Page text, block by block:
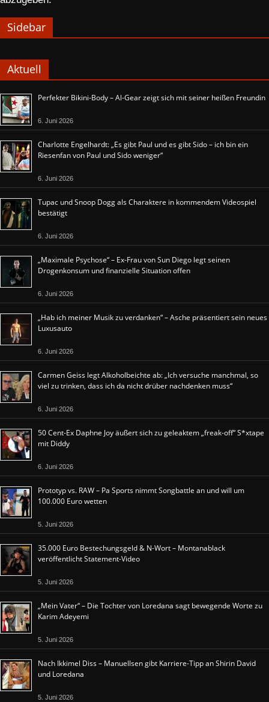
Sidebar
Aktuell
Perfekter Bikini-Body – Al-Gear zeigt sich mit seiner heißen Freundin
6. Juni 2026
Charlotte Engelhardt: „Es gibt Paul und es gibt Sido – ich bin ein
Riesenfan von Paul und Sido weniger“
6. Juni 2026
Tupac und Snoop Dogg als Charaktere in kommendem Videospiel
bestätigt
6. Juni 2026
„Maximale Psychose“ – Ex-Frau von Sun Diego legt seinen
Drogenkonsum und finanzielle Situation offen
6. Juni 2026
„Hab ich meiner Musik zu verdanken“ – Asche präsentiert sein neues
Luxusauto
6. Juni 2026
Carmen Geiss legt Alkoholbeichte ab: „Ich versuche manchmal, so
viel zu trinken, dass ich da nicht drüber nachdenken muss“
6. Juni 2026
50 Cent-Ex Daphne Joy äußert sich zu geleaktem „freak-off“ S*xtape
mit Diddy
6. Juni 2026
Prototyp vs. RAW – Pa Sports nimmt Songbattle an und will um
100.000 Euro wetten
5. Juni 2026
35.000 Euro Bestechungsgeld & N-Wort – Montanablack
veröffentlicht Statement-Video
5. Juni 2026
„Mein Vater“ – Die Tochter von Loredana sagt bewegende Worte zu
Karim Adeyemi
5. Juni 2026
Nach Ikkimel Diss – Manuellsen gibt Karriere-Tipp an Shirin David
und Loredana
5. Juni 2026